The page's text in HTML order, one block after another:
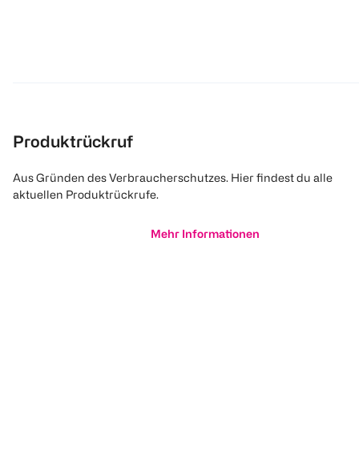
Produktrückruf
Aus Gründen des Verbraucherschutzes. Hier findest du alle
aktuellen Produktrückrufe.
Mehr Informationen